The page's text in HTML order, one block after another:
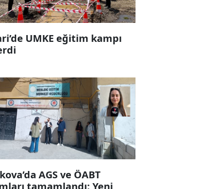
UMKE eğitim kampı
AGS ve ÖABT
tamamlandı: Yeni